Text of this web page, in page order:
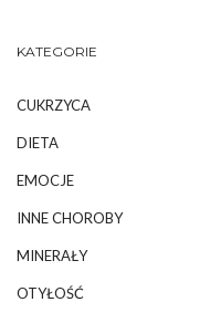
KATEGORIE
CUKRZYCA
DIETA
EMOCJE
INNE CHOROBY
MINERAŁY
OTYŁOŚĆ